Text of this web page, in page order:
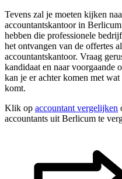
Tevens zal je moeten kijken
accountantskantoor in
hebben die professionele
het ontvangen van de offertes
accountantskantoor. Vraag
kandidaat en naar voorgaande
kan je er achter komen met
komt.
Klik op accountant vergelijken
accountants uit Berlicum te